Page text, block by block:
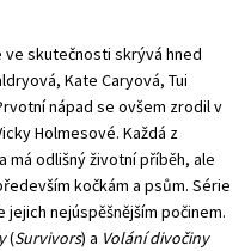
ve skutečnosti skrývá hned
Kate Caryová, Tui
nápad se ovšem zrodil v
Holmesové. Každá z
má odlišný životní příběh, ale
kočkám a psům. Série
jejich nejúspěšnějším počinem.
(Survivors) a Volání divočiny